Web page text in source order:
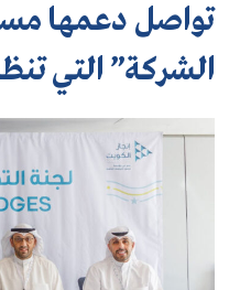
تواصل دعمها
الشركة” التي